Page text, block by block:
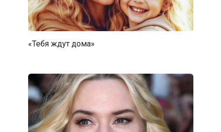
«Тебя ждут дома»